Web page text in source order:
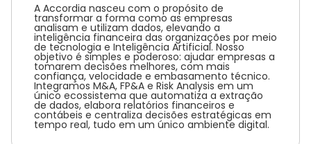
A Accordia nasceu com o propósito de
transformar a forma como as empresas
analisam e utilizam dados, elevando a
inteligência financeira das organizações por meio
de tecnologia e Inteligência Artificial. Nosso
objetivo é simples e poderoso: ajudar empresas a
tomarem decisões melhores, com mais
confiança, velocidade e embasamento técnico.
Integramos M&A, FP&A e Risk Analysis em um
único ecossistema que automatiza a extração
de dados, elabora relatórios financeiros e
contábeis e centraliza decisões estratégicas em
tempo real, tudo em um único ambiente digital.